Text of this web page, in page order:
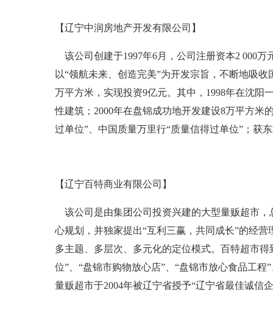
【辽宁中润房地产开发有限公司】
该公司创建于1997年6月，公司注册资本2 000
以“领航未来、创造完美”为开发宗旨，不断地吸
万平方米，实现投资9亿元。其中，1998年在沈阳
性建筑；2000年在盘锦成功地开发建设8万平方米
过单位”、中国质量万里行“质量信得过单位”；获
【辽宁百特商业有限公司】
该公司是由集团公司投资兴建的大型量贩超市，
心规划，并独家提出“互利三赢，共同成长”的经
多主题、多层次、多元化的定位模式。百特超市
位”、“盘锦市购物放心店”、“盘锦市放心食品工
量贩超市于2004年被辽宁省授予“辽宁省最佳诚信